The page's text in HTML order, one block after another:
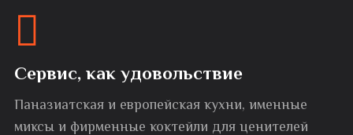
Сервис, как удовольствие
Паназиатская и европейская кухни, именные
миксы и фирменные коктейли для ценителей